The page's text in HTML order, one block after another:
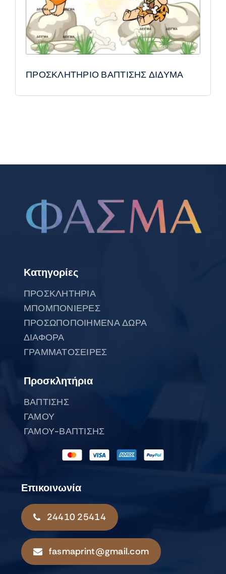
ΠΡΟΣΚΛΗΤΗΡΙΟ ΒΑΠΤΙΣΗΣ ΔΙΔΥΜΑ
Κατηγορίες
ΠΡΟΣΚΛΗΤΗΡΙΑ
ΜΠΟΜΠΟΝΙΕΡΕΣ
ΠΡΟΣΩΠΟΠΟΙΗΜΕΝΑ ΔΩΡΑ
ΔΙΑΦΟΡΑ
ΓΡΑΜΜΑΤΟΣΕΙΡΕΣ
Προσκλητήρια
ΒΑΠΤΙΣΗΣ
ΓΑΜΟΥ
ΓΑΜΟΥ-ΒΑΠΤΙΣΗΣ
Επικοινωνία
24410 25414
fasmaprint@gmail.com